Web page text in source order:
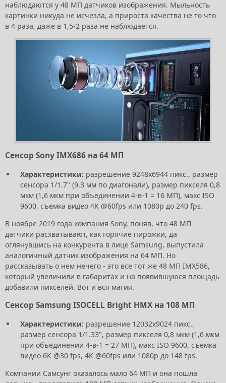
наблюдаются у 48 МП датчиков изображения. Мыльность
картинки никуда не исчезла, а прироста качества не то что
в 4 раза, даже в 1,5-2 раза не наблюдается.
Сенсор Sony IMX686 на 64 МП
Характеристики: разрешение 9248х6944 пикс., размер
сенсора 1/1.7" (9.3 мм по диагонали), размер пикселя 0,8
мкм (1,6 мкм при объединении 4-в-1 = 16 МП), макс ISO
9600, съемка видео 4К @60fps или 1080p до 240 fps.
В ноябре 2019 года компания Sony, поняв, что 48 МП
датчики расхватывают, как горячие пирожки, да
оглянувшись на конкурента в лице Samsung, выпустила
аналогичный датчик изображения на 64 МП. Но
рассказывать о нем нечего - это все тот же 48 МП IMX586,
который увеличили в габаритах и на появившуюся площадь
добавили пикселей. Вот и вся магия.
Сенсор Samsung ISOCELL Bright HMX на 108 МП
Характеристики: разрешение 12032х9024 пикс.,
размер сенсора 1/1.33", размер пикселя 0,8 мкм (1,6 мкм
при объединении 4-в-1 = 27 МП), макс ISO 9600, съемка
видео 6К @30 fps, 4К @60fps или 1080p до 148 fps.
Компании Самсунг оказалось мало 64 МП и она пошла